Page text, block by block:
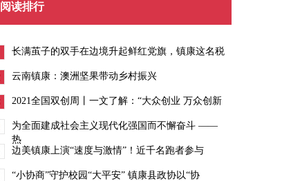
阅读排行
长满茧子的双手在边境升起鲜红党旗，镇康这名税
云南镇康：澳洲坚果带动乡村振兴
2021全国双创周丨一文了解：“大众创业 万众创新
为全面建成社会主义现代化强国而不懈奋斗 ——
热
边美镇康上演“速度与激情”！近千名跑者参与
“小协商”守护校园“大平安” 镇康县政协以“协